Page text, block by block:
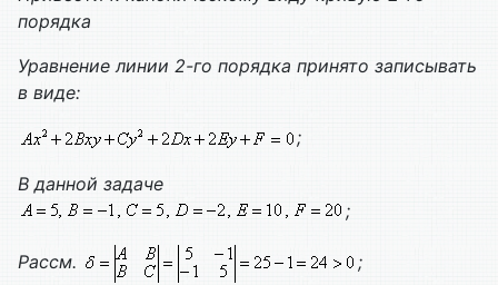
порядка
Уравнение линии 2-го порядка принято записывать
в виде:
;
В данной задаче
;
Рассм. ;